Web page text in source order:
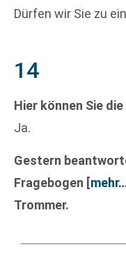
Dürfen wir Sie zu
14
Hier können Sie
Ja.
Gestern
Fragebogen [
Trommer.